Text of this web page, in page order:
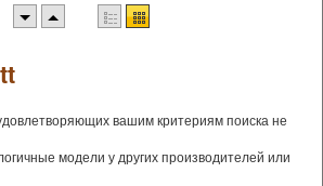
вашим критериям поиска не
модели у других производителей или